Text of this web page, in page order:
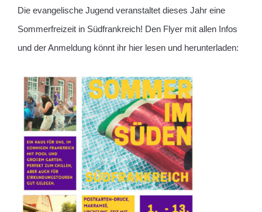
Die evangelische Jugend veranstaltet dieses Jahr eine
Sommerfreizeit in Südfrankreich! Den Flyer mit allen Infos
und der Anmeldung könnt ihr hier lesen und herunterladen: